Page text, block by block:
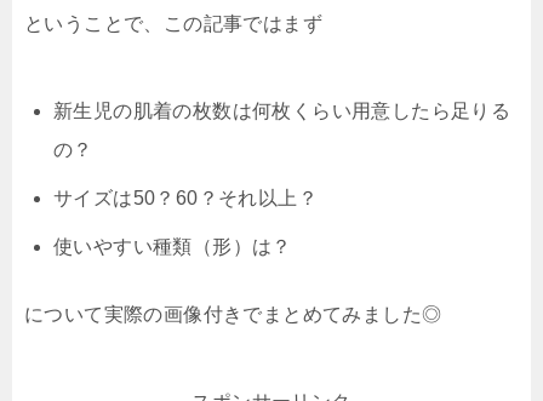
ということで、この記事ではまず
新生児の肌着の枚数は何枚くらい用意したら足りる
の？
サイズは50？60？それ以上？
使いやすい種類（形）は？
について実際の画像付きでまとめてみました◎